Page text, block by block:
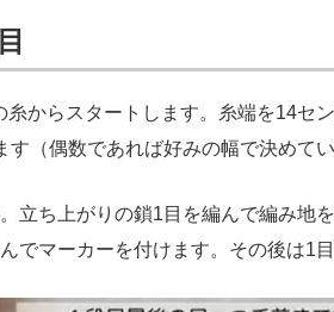
からスタートします。糸端を14セ
す（偶数であれば好みの幅で決めてい
立ち上がりの鎖1目を編んで編み地
でマーカーを付けます。その後は1